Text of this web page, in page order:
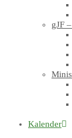
gJF
Kalender